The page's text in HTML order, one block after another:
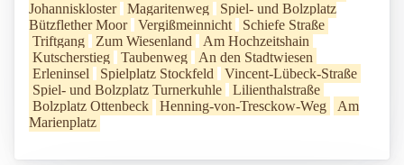
Johanniskloster
Magaritenweg
Spiel- und Bolzplatz
Bützflether Moor
Vergißmeinnicht
Schiefe Straße
Triftgang
Zum Wiesenland
Am Hochzeitshain
Kutscherstieg
Taubenweg
An den Stadtwiesen
Erleninsel
Spielplatz Stockfeld
Vincent-Lübeck-Straße
Spiel- und Bolzplatz Turnerkuhle
Lilienthalstraße
Bolzplatz Ottenbeck
Henning-von-Tresckow-Weg
Am
Marienplatz